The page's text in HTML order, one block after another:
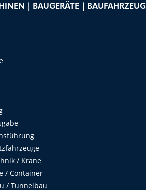
| BAUGERÄTE |
/ Krane
/ Container
/ Tunnelbau